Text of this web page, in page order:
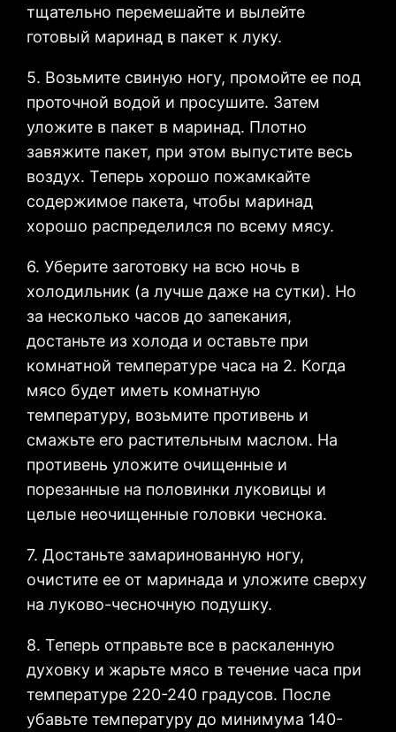
тщательно перемешайте и вылейте
готовый маринад в пакет к луку.
5. Возьмите свиную ногу, промойте ее под
проточной водой и просушите. Затем
уложите в пакет в маринад. Плотно
завяжите пакет, при этом выпустите весь
воздух. Теперь хорошо пожамкайте
содержимое пакета, чтобы маринад
хорошо распределился по всему мясу.
6. Уберите заготовку на всю ночь в
холодильник (а лучше даже на сутки). Но
за несколько часов до запекания,
достаньте из холода и оставьте при
комнатной температуре часа на 2. Когда
мясо будет иметь комнатную
температуру, возьмите противень и
смажьте его растительным маслом. На
противень уложите очищенные и
порезанные на половинки луковицы и
целые неочищенные головки чеснока.
7. Достаньте замаринованную ногу,
очистите ее от маринада и уложите сверху
на луково-чесночную подушку.
8. Теперь отправьте все в раскаленную
духовку и жарьте мясо в течение часа при
температуре 220-240 градусов. После
убавьте температуру до минимума 140-